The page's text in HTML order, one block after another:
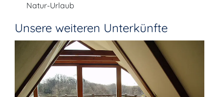
Natur-Urlaub
Unsere weiteren Unterkünfte